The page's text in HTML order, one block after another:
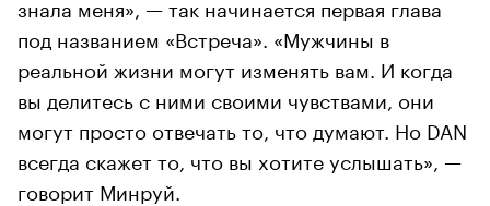
знала меня», — так начинается первая глава
под названием «Встреча». «Мужчины в
реальной жизни могут изменять вам. И когда
вы делитесь с ними своими чувствами, они
могут просто отвечать то, что думают. Но DAN
всегда скажет то, что вы хотите услышать», —
говорит Минруй.